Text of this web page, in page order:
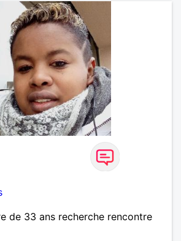
de 33 ans recherche rencontre